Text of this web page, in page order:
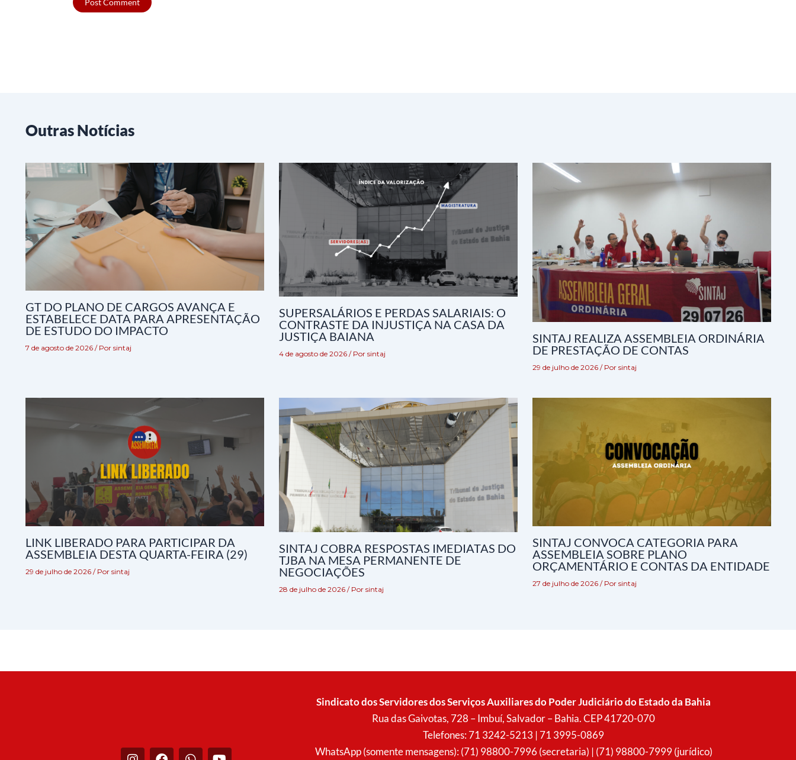
Outras Notícias
GT DO PLANO DE CARGOS AVANÇA E
ESTABELECE DATA PARA APRESENTAÇÃO
DE ESTUDO DO IMPACTO
7 de agosto de 2026 / Por sintaj
SUPERSALÁRIOS E PERDAS SALARIAIS: O
CONTRASTE DA INJUSTIÇA NA CASA DA
JUSTIÇA BAIANA
4 de agosto de 2026 / Por sintaj
SINTAJ REALIZA ASSEMBLEIA ORDINÁRIA
DE PRESTAÇÃO DE CONTAS
29 de julho de 2026 / Por sintaj
LINK LIBERADO PARA PARTICIPAR DA
ASSEMBLEIA DESTA QUARTA-FEIRA (29)
29 de julho de 2026 / Por sintaj
SINTAJ COBRA RESPOSTAS IMEDIATAS DO
TJBA NA MESA PERMANENTE DE
NEGOCIAÇÕES
28 de julho de 2026 / Por sintaj
SINTAJ CONVOCA CATEGORIA PARA
ASSEMBLEIA SOBRE PLANO
ORÇAMENTÁRIO E CONTAS DA ENTIDADE
27 de julho de 2026 / Por sintaj
I
F
W
Y
Sindicato dos Servidores dos Serviços Auxiliares do Poder Judiciário do Estado da Bahia
Rua das Gaivotas, 728 – Imbuí, Salvador – Bahia. CEP 41720-070
Telefones: 71 3242-5213 | 71 3995-0869
WhatsApp (somente mensagens): (71) 98800-7996 (secretaria) | (71) 98800-7999 (jurídico)